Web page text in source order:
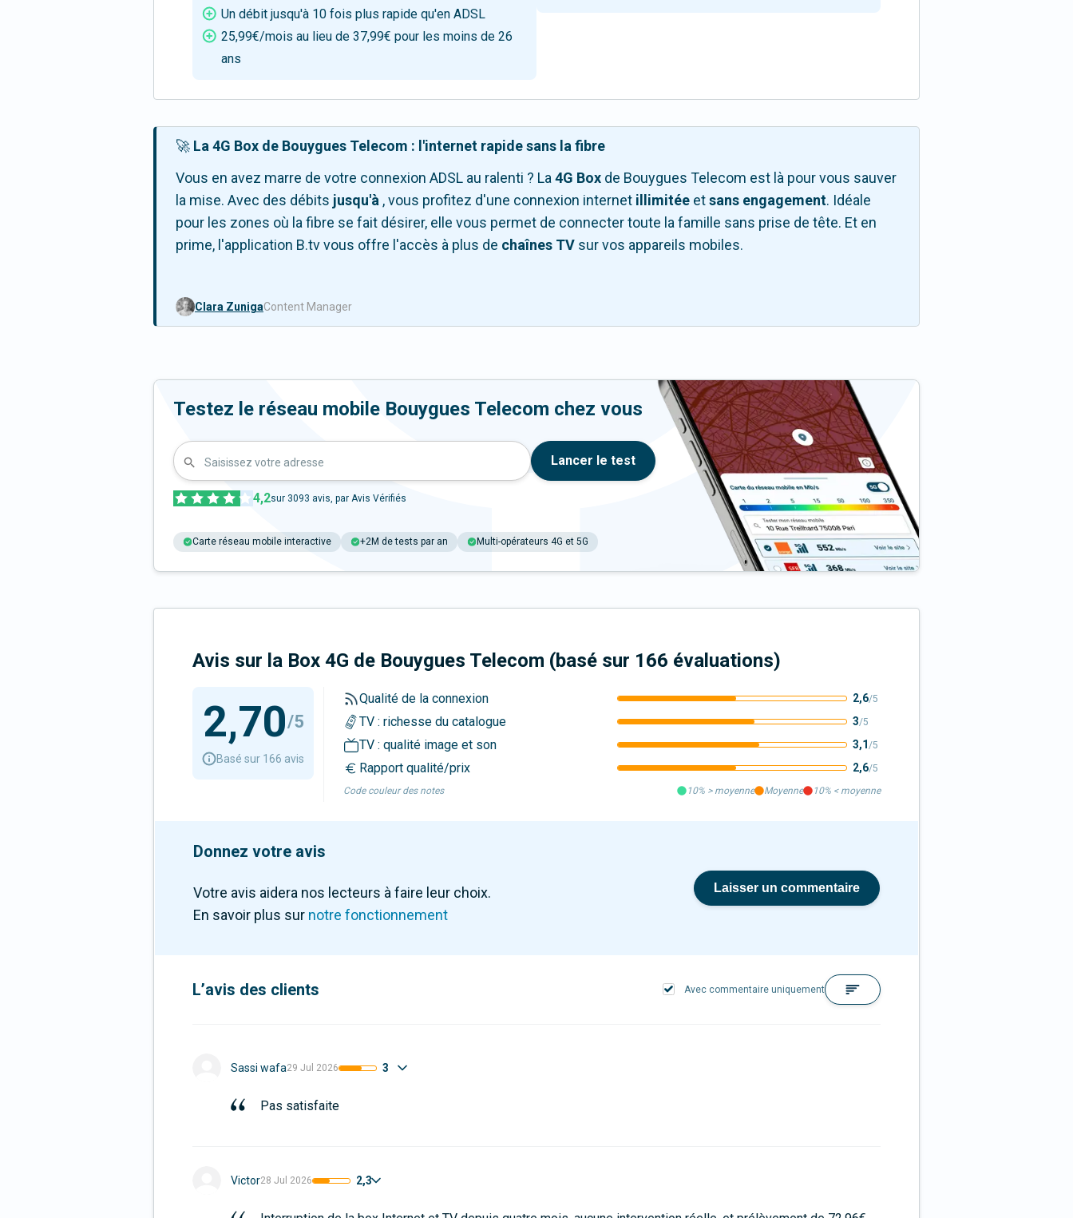
Un débit jusqu'à 10 fois plus rapide qu'en ADSL
25,99€/mois au lieu de 37,99€ pour les moins de 26
ans
🚀 La 4G Box de Bouygues Telecom : l'internet rapide sans la fibre
Vous en avez marre de votre connexion ADSL au ralenti ? La 4G Box de Bouygues Telecom est là pour vous sauver
la mise. Avec des débits jusqu'à , vous profitez d'une connexion internet illimitée etsans engagement. Idéale
pour les zones où la fibre se fait désirer, elle vous permet de connecter toute la famille sans prise de tête. Et en
prime, l'application B.tv vous offre l'accès à plus de chaînes TV sur vos appareils mobiles.
Clara ZunigaContent Manager
Testez le réseau mobile Bouygues Telecom chez vous
Saisissez votre adresse Lancer le test
4,2sur 3093 avis, par Avis Vérifiés
Carte réseau mobile interactive +2M de tests par an Multi-opérateurs 4G et 5G
Avis sur la Box 4G de Bouygues Telecom (basé sur 166 évaluations)
2,70/5
Basé sur 166 avis
Qualité de la connexion 2,6/5
TV : richesse du catalogue 3/5
TV : qualité image et son 3,1/5
Rapport qualité/prix 2,6/5
Code couleur des notes
10% >moyenne Moyenne 10% <moyenne
Donnez votre avis
Votre avis aidera nos lecteurs à faire leur choix.
En savoir plus sur notre fonctionnement
Laisser un commentaire
L’avis des clients Avec commentaire uniquement
Sassi wafa29 Jul 2026 3
Pas satisfaite
Victor28 Jul 2026 2,3